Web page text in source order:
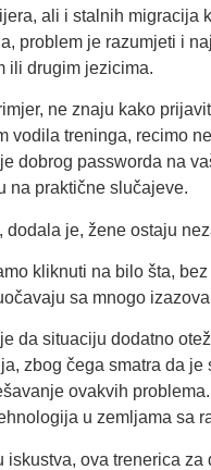
ali i stalnih migracija
problem je razumjeti i
ili drugim jezicima.
ne znaju kako
vodila treninga, recimo
dobrog passworda na
na praktične slučajeve.
dodala je, žene ostaju
kliknuti na bilo šta,
sa mnogo
da situaciju dodatno
zbog čega smatra da
ovakvih
u zemljama sa
iskustva, ova trenerica